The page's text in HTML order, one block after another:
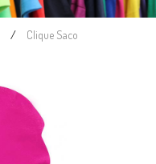
Clique Saco